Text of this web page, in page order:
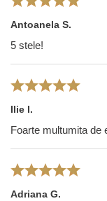
Antoanela S.
5 stele!
Ilie I.
Foarte multumita de
Adriana G.